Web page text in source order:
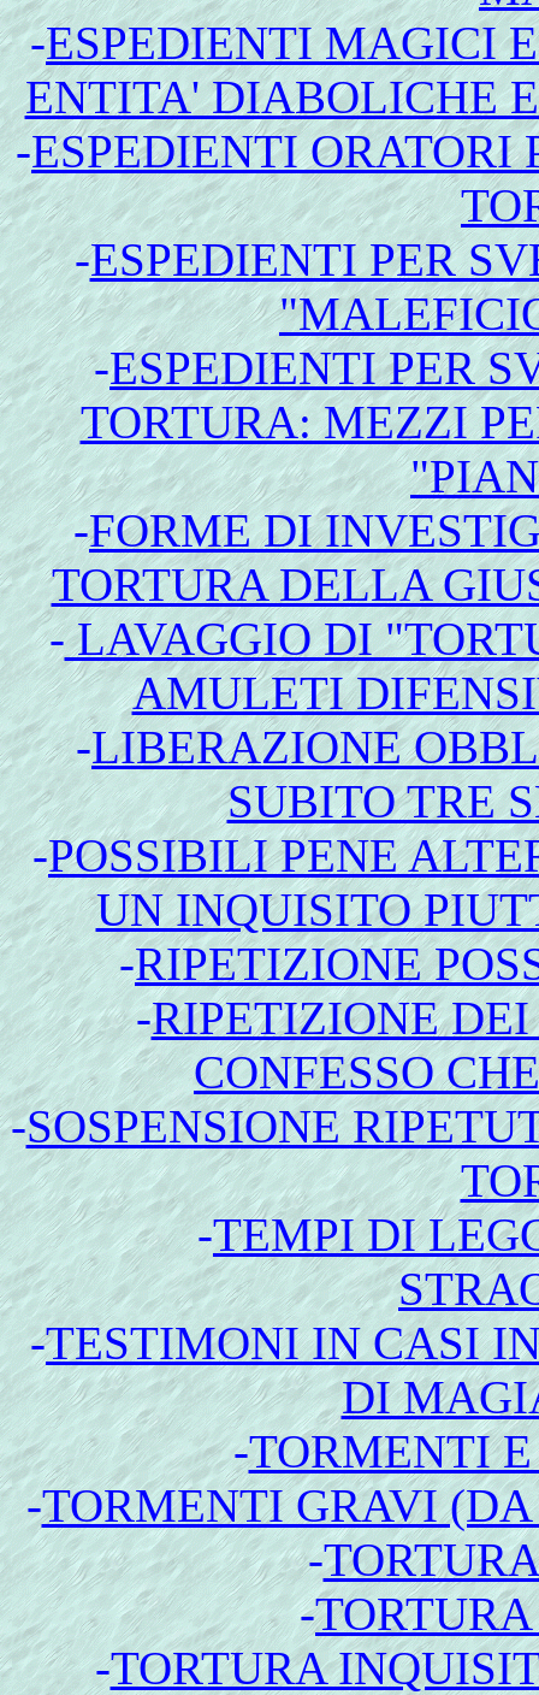
-ESPEDIENTI MAGICI
ENTITA' DIABOLICHE
-ESPEDIENTI
-ESPEDIENTI PER
-ESPEDIENTI PER
TORTURA: MEZZI
-FORME DI
TORTURA DELLA
-LAVAGGIO DI
AMULETI
-LIBERAZIONE
SUBITO TRE
-POSSIBILI PENE
UN INQUISITO
-RIPETIZIONE
-RIPETIZIONE
CONFESSO
-SOSPENSIONE
-TEMPI DI
-TESTIMONI IN CASI
DI
-TORMENTI
-TORMENTI GRAVI
-
-
-TORTURA